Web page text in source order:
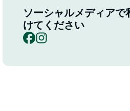
ソーシャルメディアで
けてください
Facebook